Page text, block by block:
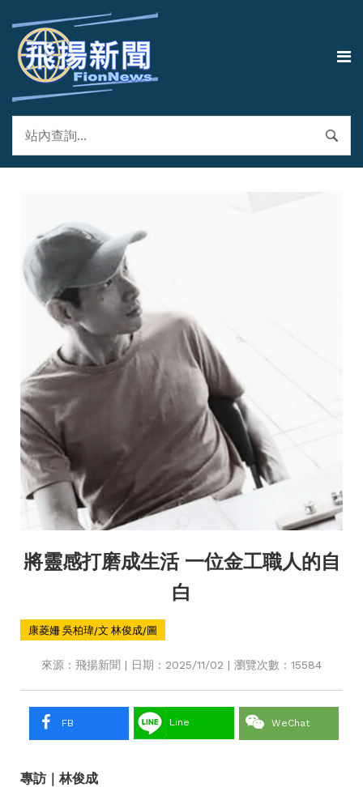
將靈感打磨成生活 一位金工職人的自
白
康菱姍 吳柏瑋/文 林俊成/圖
來源：飛揚新聞 | 日期：2025/11/02 | 瀏覽次數：15584
FB Line WeChat
專訪｜林俊成